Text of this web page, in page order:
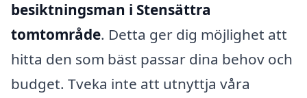
besiktningsman i Stensättra
tomtområde. Detta ger dig möjlighet att
hitta den som bäst passar dina behov och
budget. Tveka inte att utnyttja våra